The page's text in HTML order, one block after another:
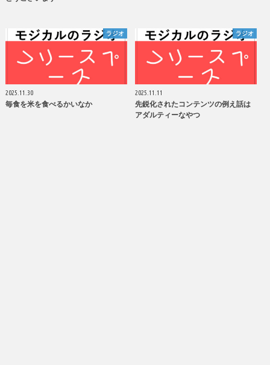
ラジオ
2025.11.30
毎食を米を食べるかいなか
ラジオ
2025.11.11
先鋭化されたコンテンツの例え話は
アダルティーなやつ